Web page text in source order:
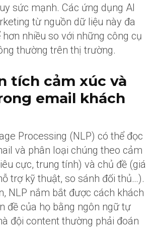
sức mạnh. Các ứng dụng AI
từ nguồn dữ liệu này đa
nhiều so với những công cụ
thường trên thị trường.
tích cảm xúc và
email khách
Processing (NLP) có thể đọc
và phân loại chúng theo cảm
cực, trung tính) và chủ đề (giá
trợ kỹ thuật, so sánh đối thủ…).
NLP nắm bắt được cách khách
đề của họ bằng ngôn ngữ tự
đội content thường phải đoán